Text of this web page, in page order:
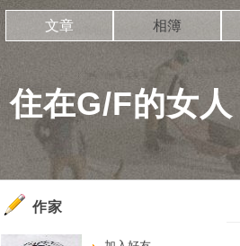
住在G/F的女人
文章 相簿
作家